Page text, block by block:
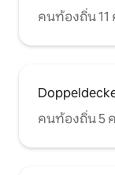
คนท้องถิ่น 11
คนท้องถิ่น 5